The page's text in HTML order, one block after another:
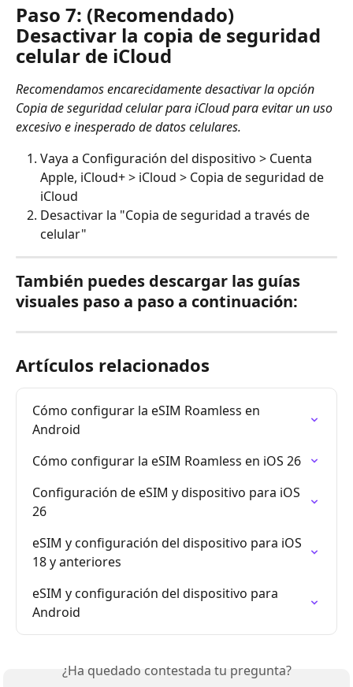
Paso 7: (Recomendado)
Desactivar la copia de seguridad
celular de iCloud
Recomendamos encarecidamente desactivar la opción
Copia de seguridad celular para iCloud para evitar un uso
excesivo e inesperado de datos celulares.
Vaya a Configuración del dispositivo > Cuenta
Apple, iCloud+ > iCloud > Copia de seguridad de
iCloud
Desactivar la "Copia de seguridad a través de
celular"
También puedes descargar las guías
visuales paso a paso a continuación:
Artículos relacionados
Cómo configurar la eSIM Roamless en
Android
Cómo configurar la eSIM Roamless en iOS 26
Configuración de eSIM y dispositivo para iOS
26
eSIM y configuración del dispositivo para iOS
18 y anteriores
eSIM y configuración del dispositivo para
Android
¿Ha quedado contestada tu pregunta?